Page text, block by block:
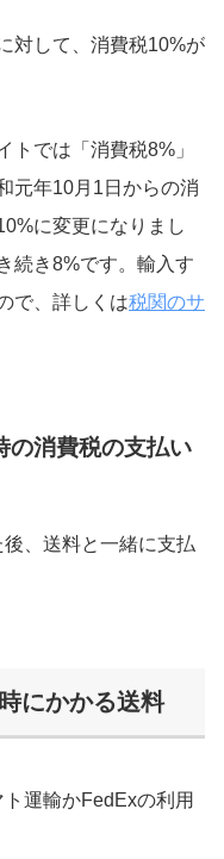
対して、消費税10%が
では「消費税8%」
元年10月1日からの消
に変更になりまし
続き8%です。輸入す
で、詳しくは税関のサ
の消費税の支払い
、送料と一緒に支払
にかかる送料
運輸かFedExの利用